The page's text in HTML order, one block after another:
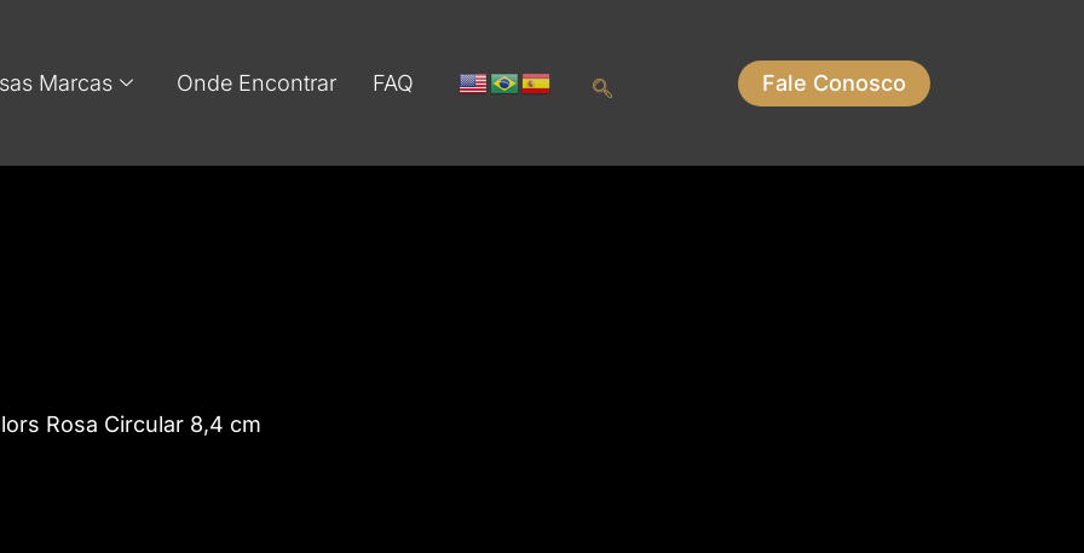
Marcas Onde Encontrar FAQ Fale Conosco
Rosa Circular 8,4 cm